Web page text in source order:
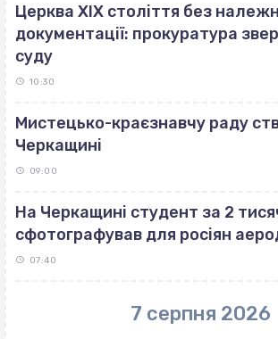
Церква ХІХ століття без
документації: прокуратура
суду
10:30
Мистецько-краєзнавчу раду
Черкащині
09:00
На Черкащині студент за 2
сфотографував для росіян
07:40
7 серпня 2026